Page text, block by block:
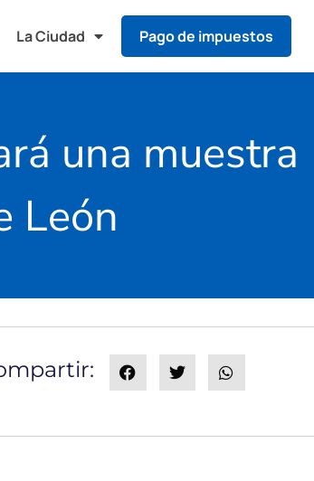
La Ciudad Pago de impuestos
una muestra
León